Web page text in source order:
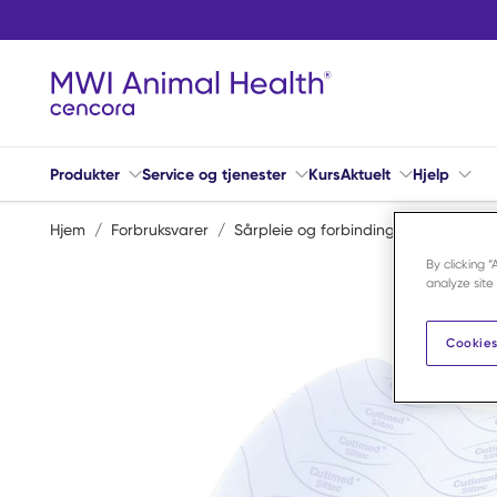
Produkter Service og tjenester KursAktuelt Hjelp
Hjem / Forbruksvarer / Sårpleie og forbindingsmateriell
By clicking
analyze site